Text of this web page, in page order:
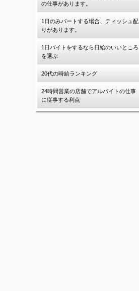
の仕事があります。
1日のみパートする場合、ティッシュ配
りがあります。
1日バイトをするなら日給のいいところ
を選ぶ
20代の時給ランキング
24時間営業の店舗でアルバイトの仕事
に従事する利点